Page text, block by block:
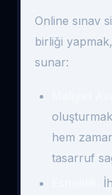
Online sınav
birliği
sunar:
hem
tasarruf